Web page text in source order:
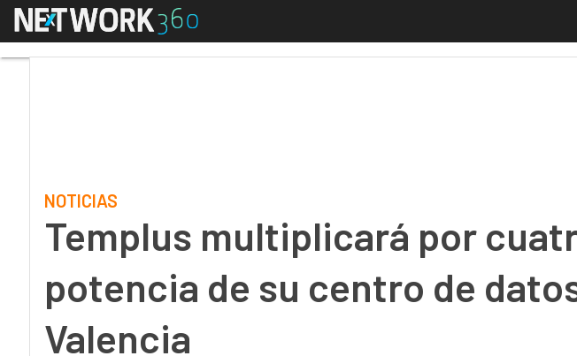
Menú
NOTICIAS
Templus multiplicará por
potencia de su centro de
Valencia